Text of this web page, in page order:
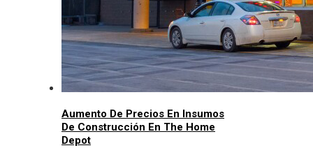
Aumento De Precios En Insumos
De Construcción En The Home
Depot